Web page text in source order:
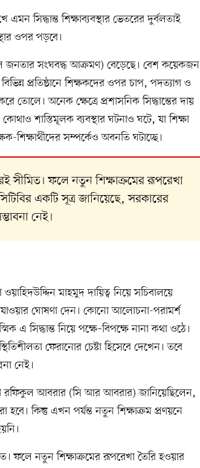
সিদ্ধান্ত শিক্ষাব্যবস্থার ভেতরের দুর্বলতাই
ওপর পড়বে।
জনতার সংঘবদ্ধ আক্রমণ) বেড়েছে। বেশ কয়েকজন
প্রতিষ্ঠানে শিক্ষকদের ওপর চাপ, পদত্যাগ ও
তোলে। অনেক ক্ষেত্রে প্রশাসনিক সিদ্ধান্তের দায়
শাস্তিমূলক ব্যবস্থার ঘটনাও ঘটে, যা শিক্ষা
সম্পর্কেও অবনতি ঘটাচ্ছে।
সীমিত। ফলে নতুন শিক্ষাক্রমের রূপরেখা
একটি সূত্র জানিয়েছে, সরকারের
নেই।
মাহমুদ দায়িত্ব নিয়ে সচিবালয়ে
যাওয়ার ঘোষণা দেন। কোনো আলোচনা-পরামর্শ
এ সিদ্ধান্ত নিয়ে পক্ষে–বিপক্ষে নানা কথা ওঠে।
ফেরানোর চেষ্টা হিসেবে দেখেন। তবে
নেই।
রফিকুল আবরার (সি আর আবরার) জানিয়েছিলেন,
হবে। কিন্তু এখন পর্যন্ত নতুন শিক্ষাক্রম প্রণয়নে
ফলে নতুন শিক্ষাক্রমের রূপরেখা তৈরি হওয়ার